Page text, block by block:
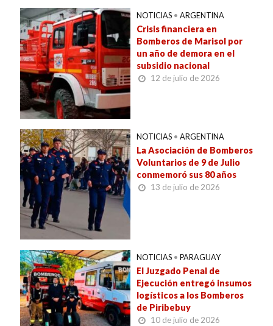
NOTICIAS • ARGENTINA
Crisis financiera en
Bomberos de Marisol por
un año de demora en el
subsidio nacional
12 de julio de 2026
NOTICIAS • ARGENTINA
La Asociación de Bomberos
Voluntarios de 9 de Julio
conmemoró sus 80 años
13 de julio de 2026
NOTICIAS • PARAGUAY
El Juzgado Penal de
Ejecución entregó insumos
logísticos a los Bomberos
de Piribebuy
10 de julio de 2026